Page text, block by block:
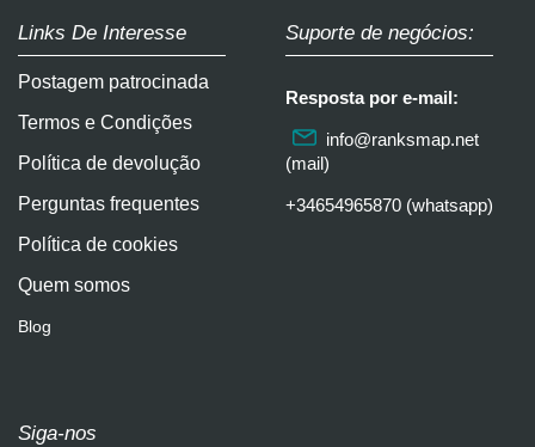
Links De Interesse
Postagem patrocinada
Termos e Condições
Política de devolução
Perguntas frequentes
Política de cookies
Quem somos
Blog
Suporte de negócios:
Resposta por e-mail:
info@ranksmap.net
(mail)
+34654965870 (whatsapp)
Siga-nos